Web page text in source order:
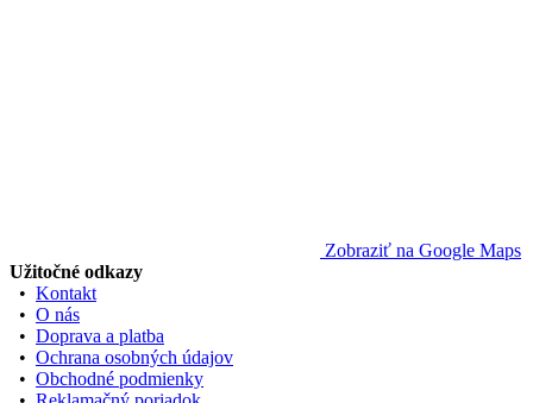
Zobraziť na Google Maps
Užitočné odkazy
• Kontakt
• O nás
• Doprava a platba
• Ochrana osobných údajov
• Obchodné podmienky